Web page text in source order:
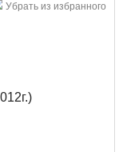
Убрать из избранного